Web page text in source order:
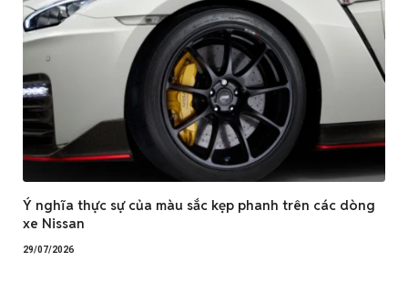
Ý nghĩa thực sự của màu sắc kẹp phanh trên các dòng
xe Nissan
29/07/2026